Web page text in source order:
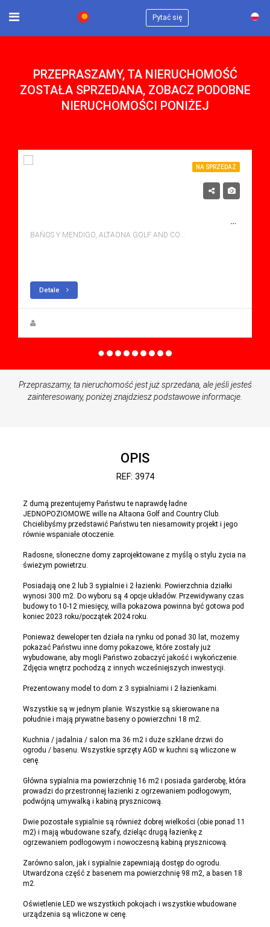
Pytać się
PRZEPRASZAMY, TA NIERUCHOMOŚĆ
ZOSTAŁA SPRZEDANA, ZOBACZ PODOBNE
NIERUCHOMOŚCI PONIŻEJ
NA SPRZEDAŻ
NA SPRZEDAŻ VILLA W ALTAONA GOLF AND COUNTRY VILLAGE, BANOS Y MENDIGO Z BASENEM
BAÑOS Y MENDIGO, ALTAONA GOLF AND COUNTRY VILLAGE
Detale
Przepraszamy, ta nieruchomość jest już sprzedana, ale jeśli jesteś
zainteresowany, poniżej znajdziesz podstawowe informacje.
OPIS
REF: 3974
Z dumą prezentujemy Państwu te naprawdę ładne
JEDNOPOZIOMOWE wille na Altaona Golf and Country Club.
Chcielibyśmy przedstawić Państwu ten niesamowity projekt i jego
równie wspaniałe otoczenie.
Radosne, słoneczne domy zaprojektowane z myślą o stylu życia na
świeżym powietrzu.
Posiadają one 2 lub 3 sypialnie i 2 łazienki. Powierzchnia działki
wynosi 300 m2. Do wyboru są 4 opcje układów. Przewidywany czas
budowy to 10-12 miesięcy, willa pokazowa powinna być gotowa pod
koniec 2023 roku/początek 2024 roku.
Ponieważ deweloper ten działa na rynku od ponad 30 lat, możemy
pokazać Państwu inne domy pokazowe, które zostały już
wybudowane, aby mogli Państwo zobaczyć jakość i wykończenie.
Zdjęcia wnętrz pochodzą z innych wcześniejszych inwestycji.
Prezentowany model to dom z 3 sypialniami i 2 łazienkami.
Wszystkie są w jednym planie. Wszystkie są skierowane na
południe i mają prywatne baseny o powierzchni 18 m2.
Kuchnia / jadalnia / salon ma 36 m2 i duże szklane drzwi do
ogrodu / basenu. Wszystkie sprzęty AGD w kuchni są wliczone w
cenę.
Główna sypialnia ma powierzchnię 16 m2 i posiada garderobę, która
prowadzi do przestronnej łazienki z ogrzewaniem podłogowym,
podwójną umywalką i kabiną prysznicową.
Dwie pozostałe sypialnie są również dobrej wielkości (obie ponad 11
m2) i mają wbudowane szafy, dzieląc drugą łazienkę z
ogrzewaniem podłogowym i nowoczesną kabiną prysznicową.
Zarówno salon, jak i sypialnie zapewniają dostęp do ogrodu.
Utwardzona część z basenem ma powierzchnię 98 m2, a basen 18
m2.
Oświetlenie LED we wszystkich pokojach i wszystkie wbudowane
urządzenia są wliczone w cenę.